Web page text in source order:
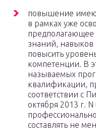
повышение
в рамках уже
предполагающее
знаний, навыков
повысить
компетенции. В
называемых
квалификации,
соответствии с
октября 2013 г.
составлять не